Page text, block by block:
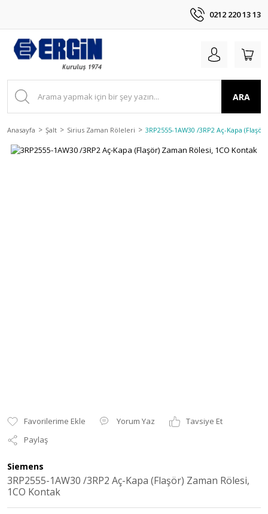
0212 220 13 13
ARA
Anasayfa Şalt Sirius Zaman Röleleri 3RP2555-1AW30 /3RP2 Aç-Kapa
Yorum Yaz
Tavsiye Et
Paylaş
Siemens
3RP2555-1AW30 /3RP2 Aç-Kapa (Flaşör) Zaman Rölesi,
1CO Kontak